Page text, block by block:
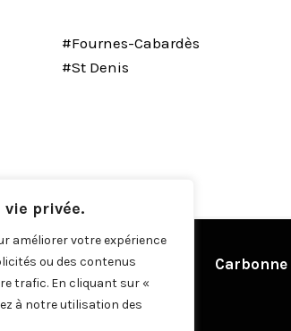
privée.
améliorer votre expérience
ou des contenus
trafic. En cliquant sur «
à notre utilisation des
#Fournes-Cabardès
#St Denis